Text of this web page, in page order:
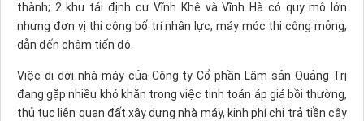
thành; 2 khu tái định cư Vĩnh Khê và Vĩnh Hà có quy mô lớn
nhưng đơn vị thi công bố trí nhân lực, máy móc thi công mỏng,
dẫn đến chậm tiến độ.
Việc di dời nhà máy của Công ty Cổ phần Lâm sản Quảng Trị
đang gặp nhiều khó khăn trong việc tinh toán áp giá bồi thường,
thủ tục liên quan đất xây dựng nhà máy, kinh phí chi trả tiền cây